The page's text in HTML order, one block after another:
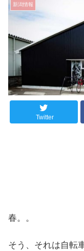
新潟情報
Twitter
春。。
そう、それは自転